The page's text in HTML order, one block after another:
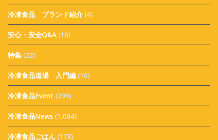
冷凍食品 ブランド紹介 (4)
安心・安全Q&A (16)
特集 (22)
冷凍食品道場 入門編 (10)
冷凍食品Event (299)
冷凍食品News (1,084)
冷凍食品ごはん (178)